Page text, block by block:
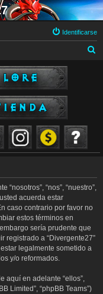
Identificarse
“nosotros”, “nos”, “nuestro”,
acuerda estar
caso contrario por favor no
estos términos en
sería prudente que
registrado a “Divergente27”
legalmente sometido a
y/o reformados.
aquí en adelante “ellos”,
Limited”, “phpBB Teams”)